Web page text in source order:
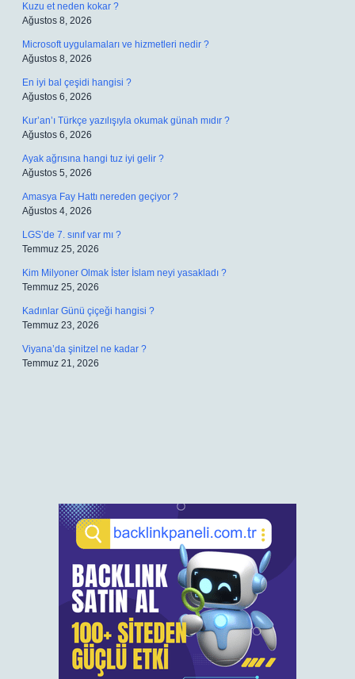
Kuzu et neden kokar ?
Ağustos 8, 2026
Microsoft uygulamaları ve hizmetleri nedir ?
Ağustos 8, 2026
En iyi bal çeşidi hangisi ?
Ağustos 6, 2026
Kur’an’ı Türkçe yazılışıyla okumak günah mıdır ?
Ağustos 6, 2026
Ayak ağrısına hangi tuz iyi gelir ?
Ağustos 5, 2026
Amasya Fay Hattı nereden geçiyor ?
Ağustos 4, 2026
LGS’de 7. sınıf var mı ?
Temmuz 25, 2026
Kim Milyoner Olmak İster İslam neyi yasakladı ?
Temmuz 25, 2026
Kadınlar Günü çiçeği hangisi ?
Temmuz 23, 2026
Viyana’da şinitzel ne kadar ?
Temmuz 21, 2026